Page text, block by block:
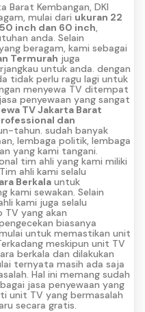
Barat Kembangan, DKI
mulai dari ukuran 22
inch dan 60 inch,
anda. Selain
beragam, kami sebagai
Termurah juga
untuk anda. dengan
tidak perlu ragu lagi untuk
menyewa TV ditempat
penyewaan yang sangat
TV Jakarta Barat
dan
tahun. sudah banyak
lembaga politik, lembaga
yang kami tangani.
tim ahli yang kami miliki
ahli kami selalu
Berkala untuk
kami sewakan. Selain
kami juga selalu
TV yang akan
biasanya
untuk memastikan unit
meskipun unit TV
berkala dan dilakukan
ternyata masih ada saja
Hal ini memang sudah
jasa penyewaan yang
unit TV yang bermasalah
secara gratis.